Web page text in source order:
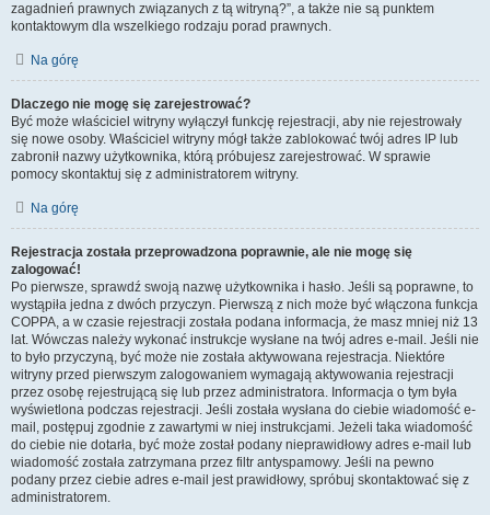
zagadnień prawnych związanych z tą witryną?”, a także nie są punktem
kontaktowym dla wszelkiego rodzaju porad prawnych.
Na górę
Dlaczego nie mogę się zarejestrować?
Być może właściciel witryny wyłączył funkcję rejestracji, aby nie rejestrowały
się nowe osoby. Właściciel witryny mógł także zablokować twój adres IP lub
zabronił nazwy użytkownika, którą próbujesz zarejestrować. W sprawie
pomocy skontaktuj się z administratorem witryny.
Na górę
Rejestracja została przeprowadzona poprawnie, ale nie mogę się
zalogować!
Po pierwsze, sprawdź swoją nazwę użytkownika i hasło. Jeśli są poprawne, to
wystąpiła jedna z dwóch przyczyn. Pierwszą z nich może być włączona funkcja
COPPA, a w czasie rejestracji została podana informacja, że masz mniej niż 13
lat. Wówczas należy wykonać instrukcje wysłane na twój adres e-mail. Jeśli nie
to było przyczyną, być może nie została aktywowana rejestracja. Niektóre
witryny przed pierwszym zalogowaniem wymagają aktywowania rejestracji
przez osobę rejestrującą się lub przez administratora. Informacja o tym była
wyświetlona podczas rejestracji. Jeśli została wysłana do ciebie wiadomość e-
mail, postępuj zgodnie z zawartymi w niej instrukcjami. Jeżeli taka wiadomość
do ciebie nie dotarła, być może został podany nieprawidłowy adres e-mail lub
wiadomość została zatrzymana przez filtr antyspamowy. Jeśli na pewno
podany przez ciebie adres e-mail jest prawidłowy, spróbuj skontaktować się z
administratorem.